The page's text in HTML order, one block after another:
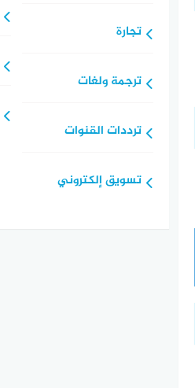
تجارة
ترجمة ولغات
ترددات القنوات
تسويق إلكتروني